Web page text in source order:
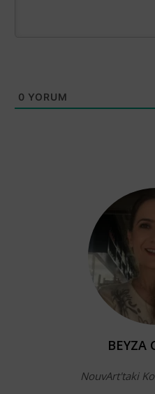
0 YORUM
BEYZA
NouvArt'taki